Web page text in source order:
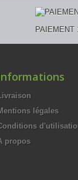
PAIEMENT
légales
propos